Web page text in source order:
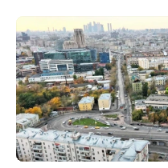
00:00 / 00:00